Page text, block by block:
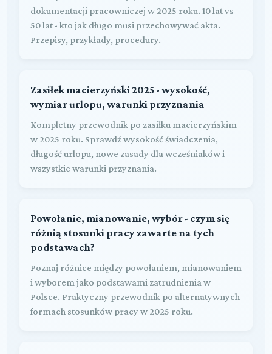
dokumentacji pracowniczej w 2025 roku. 10 lat vs
50 lat - kto jak długo musi przechowywać akta.
Przepisy, przykłady, procedury.
Zasiłek macierzyński 2025 - wysokość,
wymiar urlopu, warunki przyznania
Kompletny przewodnik po zasiłku macierzyńskim
w 2025 roku. Sprawdź wysokość świadczenia,
długość urlopu, nowe zasady dla wcześniaków i
wszystkie warunki przyznania.
Powołanie, mianowanie, wybór - czym się
różnią stosunki pracy zawarte na tych
podstawach?
Poznaj różnice między powołaniem, mianowaniem
i wyborem jako podstawami zatrudnienia w
Polsce. Praktyczny przewodnik po alternatywnych
formach stosunków pracy w 2025 roku.